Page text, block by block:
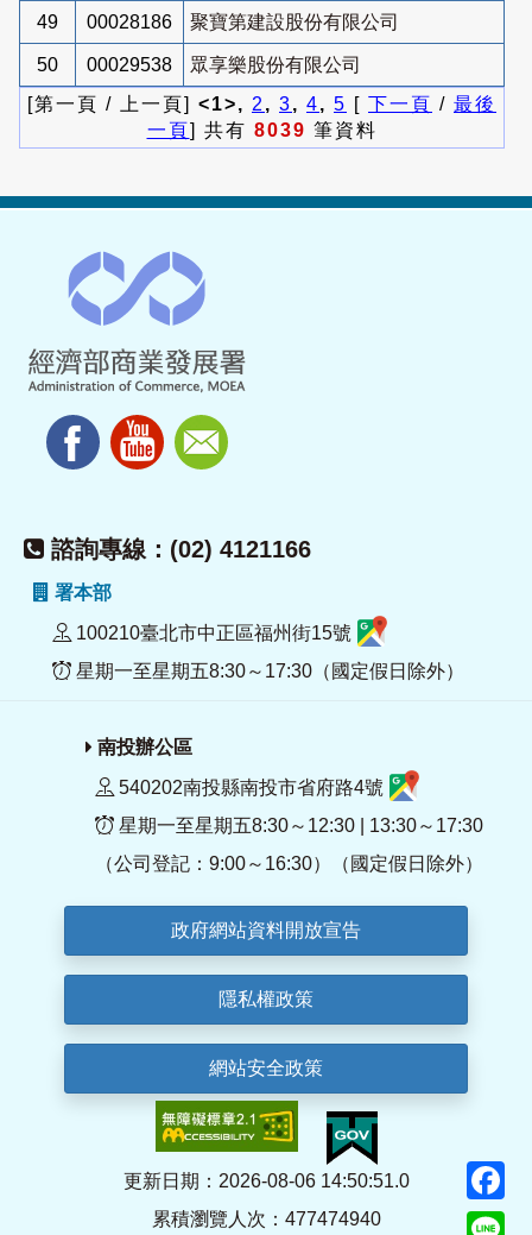
49 00028186 聚寶第建設股份有限公司
50 00029538
眾享樂股份有限公司
[第一頁 / 上一頁] <1>, 2 , 3, 4, 5 [ 下一頁 / 最後
一頁] 共有 8039 筆資料
諮詢專線：(02) 4121166
署本部
100210臺北市中正區福州街15號
星期一至星期五8:30～17:30（國定假日除外）
南投辦公區
540202南投縣南投市省府路4號
星期一至星期五8:30～12:30 | 13:30～17:30
（公司登記：9:00～16:30）（國定假日除外）
政府網站資料開放宣告
隱私權政策
網站安全政策
更新日期：2026-08-06 14:50:51.0
累積瀏覽人次：477474940